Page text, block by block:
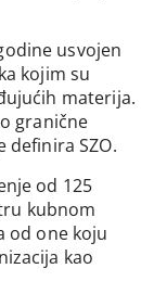
usvojen
kojim su
materija.
granične
definira SZO.
od 125
kubnom
od one koju
kao